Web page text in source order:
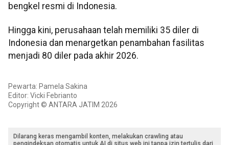
bengkel resmi di Indonesia.
Hingga kini, perusahaan telah memiliki 35 diler di
Indonesia dan menargetkan penambahan fasilitas
menjadi 80 diler pada akhir 2026.
Pewarta: Pamela Sakina
Editor: Vicki Febrianto
Copyright © ANTARA JATIM 2026
Dilarang keras mengambil konten, melakukan crawling atau